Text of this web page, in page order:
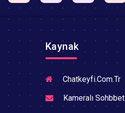
Kaynak
Chatkeyfi.Com.Tr
Kameralı Sohbbet